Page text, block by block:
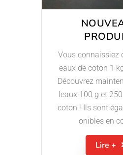
Vous connaissiez
eaux de coton 1
Découvrez
leaux 100 g et
coton ! Ils sont
onibles en
Lire +